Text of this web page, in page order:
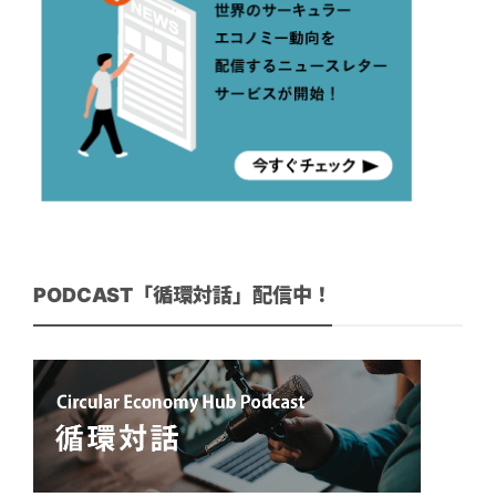
PODCAST「循環対話」配信中！